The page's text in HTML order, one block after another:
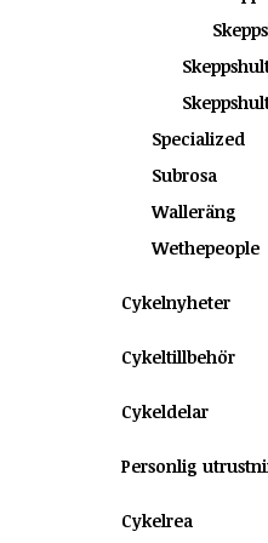
Specialized
Subrosa
Walleräng
Wethepeople
Cykelnyheter
Cykeltillbehör
Cykeldelar
Personlig
Cykelrea